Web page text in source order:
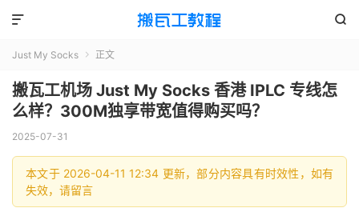


Just My Socks  正文
搬瓦工机场 Just My Socks 香港 IPLC 专线怎
么样？300M独享带宽值得购买吗？
2025-07-31
本文于 2026-04-11 12:34 更新，部分内容具有时效性，如有
失效，请留言